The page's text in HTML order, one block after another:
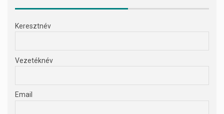
Keresztnév
Vezetéknév
Email